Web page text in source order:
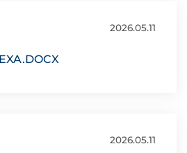
2026.05.11
2026.05.11